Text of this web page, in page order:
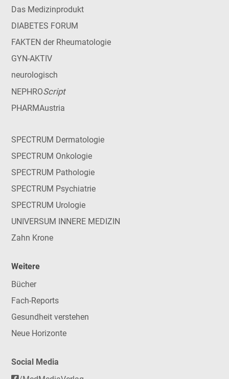
Das Medizinprodukt
DIABETES FORUM
FAKTEN der Rheumatologie
GYN-AKTIV
neurologisch
NEPHROScript
PHARMAustria
SPECTRUM Dermatologie
SPECTRUM Onkologie
SPECTRUM Pathologie
SPECTRUM Psychiatrie
SPECTRUM Urologie
UNIVERSUM INNERE MEDIZIN
Zahn Krone
Weitere
Bücher
Fach-Reports
Gesundheit verstehen
Neue Horizonte
Social Media